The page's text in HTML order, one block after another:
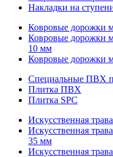
Накладки на
Ковровые дорожки
Ковровые дорожки
10 мм
Ковровые дорожки
Специальные ПВХ
Плитка ПВХ
Плитка SPC
Искуccтвенная
Искусственная
35 мм
Искусственная